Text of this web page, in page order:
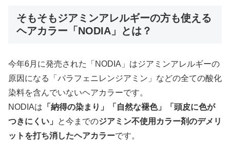
そもそもジアミンアレルギーの方も使える
ヘアカラー「NODIA」とは？
今年6月に発売された「NODIA」はジアミンアレルギーの
原因になる「パラフェニレンジアミン」などの全ての酸化
染料を含んでいないヘアカラーです。
NODIAは 「納得の染まり」「自然な褪色」「頭皮に色が
つきにくい」
と今までのジアミン不使用カラー剤のデメリ
ットを打ち消したヘアカラーです。